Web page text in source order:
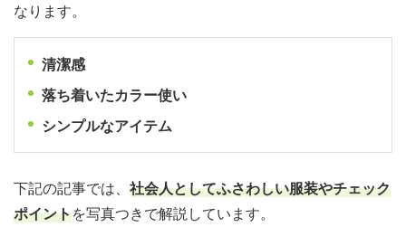
なります。
清潔感
落ち着いたカラー使い
シンプルなアイテム
下記の記事では、 社会人としてふさわしい服装やチェック
ポイントを写真つきで解説しています。